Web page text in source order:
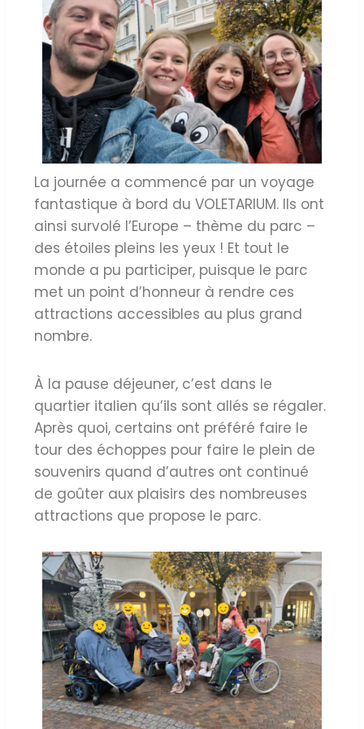
La journée a commencé par un voyage
fantastique à bord du VOLETARIUM. Ils ont
ainsi survolé l’Europe – thème du parc –
des étoiles pleins les yeux ! Et tout le
monde a pu participer, puisque le parc
met un point d’honneur à rendre ces
attractions accessibles au plus grand
nombre.
À la pause déjeuner, c’est dans le
quartier italien qu’ils sont allés se régaler.
Après quoi, certains ont préféré faire le
tour des échoppes pour faire le plein de
souvenirs quand d’autres ont continué
de goûter aux plaisirs des nombreuses
attractions que propose le parc.